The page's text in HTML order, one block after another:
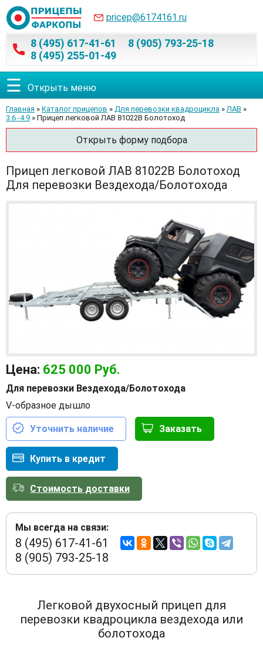
pricep@6174161.ru
8 (495) 617-41-61
8 (905) 793-25-18
8 (495) 255-01-49
☰ Открыть меню
Главная » Каталог прицепов » Для перевозки квадроцикла » ЛАВ »
3.6 -4.9 » Прицеп легковой ЛАВ 81022В Болотоход
Открыть форму подбора
Прицеп легковой ЛАВ 81022В Болотоход
Для перевозки Вездехода/Болотохода
Цена: 625 000 Руб.
Для перевозки Вездехода/Болотохода
V-образное дышло
Уточнить наличие Заказать
Купить в кредит
Стоимость доставки
Мы всегда на связи:
8 (495) 617-41-61
8 (905) 793-25-18
Легковой двухосный прицеп для
перевозки квадроцикла вездехода или
болотохода